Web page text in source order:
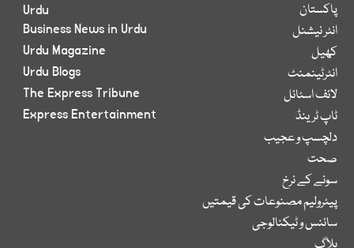
پاکستان
انٹر نیشنل
کھیل
انٹرٹینمنٹ
لائف اسٹائل
ٹاپ ٹرینڈ
دلچسپ و عجیب
صحت
سونے کے نرخ
پیٹرولیم مصنوعات کی قیمتیں
سائنس و ٹیکنالوجی
Urdu
Business News in Urdu
Urdu Magazine
Urdu Blogs
The Express Tribune
Express Entertainment